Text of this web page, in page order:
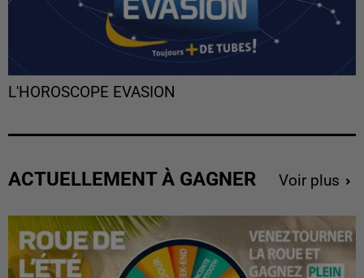
L'HOROSCOPE EVASION
ACTUELLEMENT À GAGNER Voir plus